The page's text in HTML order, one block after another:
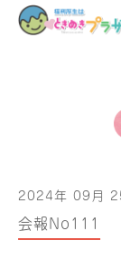
2024年 09月
会報No111